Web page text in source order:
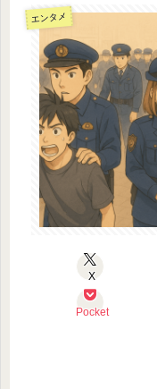
エンタメ
X
Pocket